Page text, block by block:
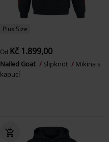
Plus Size
Od Kč 1.899,00
Nailed Goat Slipknot
Mikina s
kapucí